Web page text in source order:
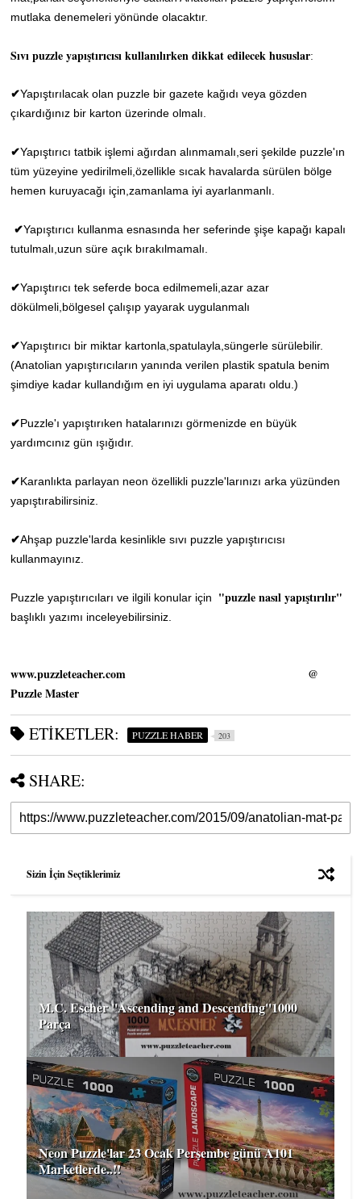
mutlaka denemeleri yönünde olacaktır.
Sıvı puzzle yapıştırıcısı kullanılırken dikkat edilecek hususlar:
✔Yapıştırılacak olan puzzle bir gazete kağıdı veya gözden
çıkardığınız bir karton üzerinde olmalı.
✔Yapıştırıcı tatbik işlemi ağırdan alınmamalı,seri şekilde puzzle'ın
tüm yüzeyine yedirilmeli,özellikle sıcak havalarda sürülen bölge
hemen kuruyacağı için,zamanlama iyi ayarlanmanlı.
✔Yapıştırıcı kullanma esnasında her seferinde şişe kapağı kapalı
tutulmalı,uzun süre açık bırakılmamalı.
✔Yapıştırıcı tek seferde boca edilmemeli,azar azar
dökülmeli,bölgesel çalışıp yayarak uygulanmalı
✔Yapıştırıcı bir miktar kartonla,spatulayla,süngerle sürülebilir.
(Anatolian yapıştırıcıların yanında verilen plastik spatula benim
şimdiye kadar kullandığım en iyi uygulama aparatı oldu.)
✔Puzzle'ı yapıştırıken hatalarınızı görmenizde en büyük
yardımcınız gün ışığıdır.
✔Karanlıkta parlayan neon özellikli puzzle'larınızı arka yüzünden
yapıştırabilirsiniz.
✔Ahşap puzzle'larda kesinlikle sıvı puzzle yapıştırıcısı
kullanmayınız.
Puzzle yapıştırıcıları ve ilgili konular için "puzzle nasıl yapıştırılır"
başlıklı yazımı inceleyebilirsiniz.
www.puzzleteacher.com
@
Puzzle Master
ETIKETLER: PUZZLE HABER 203
SHARE:
Sizin İçin Seçtiklerimiz
M.C. Escher ''Ascending and Descending''1000
Parça
Neon Puzzle'lar 23 Ocak Perşembe günü A101
Marketlerde..!!